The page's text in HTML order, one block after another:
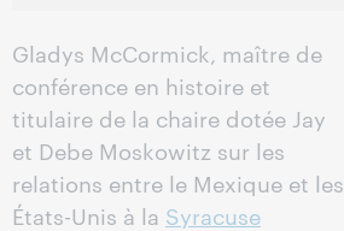
Gladys McCormick, maître de
conférence en histoire et
titulaire de la chaire dotée Jay
et Debe Moskowitz sur les
relations entre le Mexique et les
États-Unis à la Syracuse